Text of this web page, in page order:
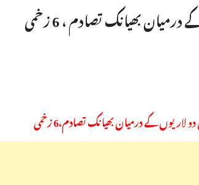
بھیانک تصادم ، 6 زخمی
لاریوں کے درمیان بھیانک تصادم،6 زخمی